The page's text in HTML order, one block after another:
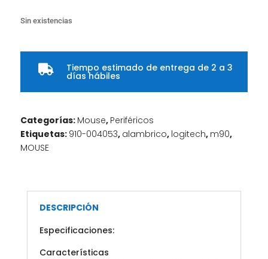
Sin existencias
 Tiempo estimado de entrega de 2 a 3
días hábiles
Categorías: Mouse, Periféricos
Etiquetas: 910-004053, alambrico, logitech, m90,
MOUSE
DESCRIPCIÓN
Especificaciones:
Características